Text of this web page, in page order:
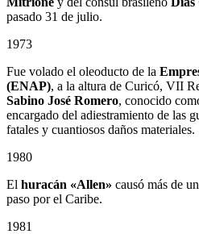
pasado 31 de julio.
1973
Fue volado el oleoducto de la
(ENAP), a la altura de Curicó, VII
Sabino José Romero, conocido
encargado del adiestramiento de las
fatales y cuantiosos daños materiales.
1980
El huracán «Allen» causó más de
paso por el Caribe.
1981